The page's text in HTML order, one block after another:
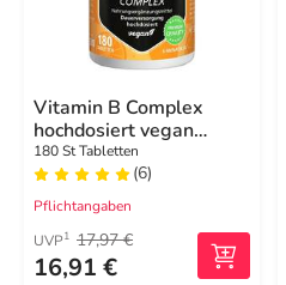
Vitamin B Complex
hochdosiert vegan
Tabletten
180 St Tabletten
(6)
Pflichtangaben
UVP1 17,97 €
16,91 €